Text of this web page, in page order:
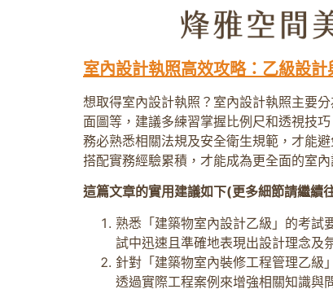
室內設計執照高效攻略：乙級設
想取得室內設計執照？室內設計執照主要
面圖等，建議多練習掌握比例尺和透視技
務必熟悉相關法規及安全衛生規範，才能
搭配實務經驗累積，才能成為更全面的室內
這篇文章的實用建議如下(更多細節請繼續
熟悉「建築物室內設計乙級」的考試
試中迅速且準確地表現出設計理念及
針對「建築物室內裝修工程管理乙級
透過實際工程案例來增強相關知識與